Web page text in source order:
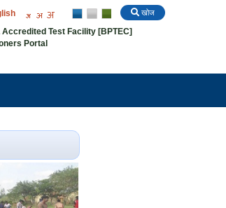
खोज
Accredited Test Facility [BPTEC]
Portal